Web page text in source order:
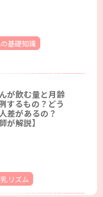
基礎知識
が飲む量と月齢
するもの？どう
差があるの？
が解説】
リズム